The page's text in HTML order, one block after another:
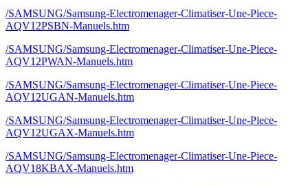
/SAMSUNG/Samsung-Electromenager-Climatiser-Une-Piece-
AQV12PSBN-Manuels.htm
/SAMSUNG/Samsung-Electromenager-Climatiser-Une-Piece-
AQV12PWAN-Manuels.htm
/SAMSUNG/Samsung-Electromenager-Climatiser-Une-Piece-
AQV12UGAN-Manuels.htm
/SAMSUNG/Samsung-Electromenager-Climatiser-Une-Piece-
AQV12UGAX-Manuels.htm
/SAMSUNG/Samsung-Electromenager-Climatiser-Une-Piece-
AQV18KBAX-Manuels.htm